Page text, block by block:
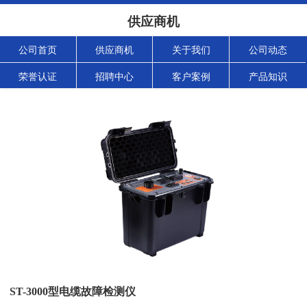
供应商机
公司首页 供应商机 关于我们 公司动态
荣誉认证 招聘中心 客户案例 产品知识
ST-3000型电缆故障检测仪